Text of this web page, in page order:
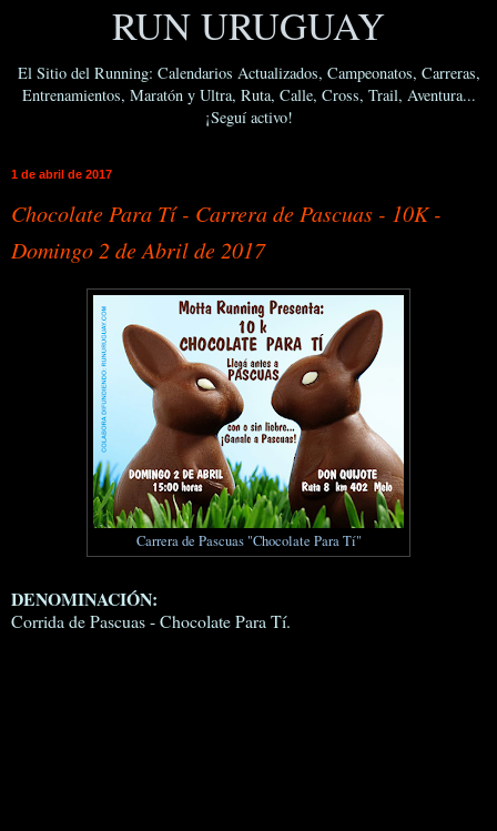
RUN URUGUAY
El Sitio del Running: Calendarios Actualizados, Campeonatos, Carreras,
Entrenamientos, Maratón y Ultra, Ruta, Calle, Cross, Trail, Aventura...
¡Seguí activo!
1 de abril de 2017
Chocolate Para Tí - Carrera de Pascuas - 10K -
Domingo 2 de Abril de 2017
Carrera de Pascuas "Chocolate Para Tí"
DENOMINACIÓN:
Corrida de Pascuas - Chocolate Para Tí.